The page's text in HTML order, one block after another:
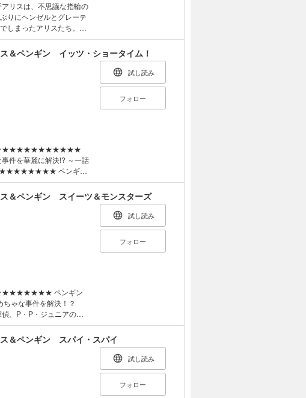
りにヘンゼルとグレーテ
しまったアリスたち。な
子版の巻末では、底本
麗なる探偵アリス＆ペン
の出会い」も読めちゃ
＆ペンギン イッツ・ショータイム！
件を華麗に解決!? ～一話
ペンギン
ン探偵社』に同居してい
ギン探偵社
人公にした動画を撮影し
らに、ロボ
団でも事件が発生!! 今
解決!? ※対象年
試し読み
フォロー
＆ペンギン スイーツ＆モンスターズ
ゃな事件を解決！？
生のアリス。 ある
ト先の甘味処のピンチを
してみると、 このお
。 その他、鏡
事件発生! 響琉生
試し読み
フォロー
＆ペンギン スパイ・スパイ
試し読み
フォロー